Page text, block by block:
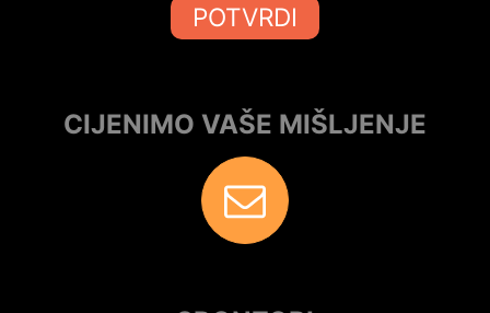
POTVRDI
CIJENIMO VAŠE MIŠLJENJE